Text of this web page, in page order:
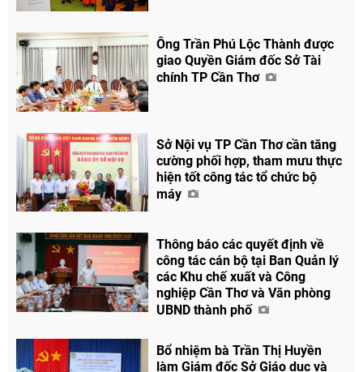
Ông Trần Phú Lộc Thành được
giao Quyền Giám đốc Sở Tài
chính TP Cần Thơ
Sở Nội vụ TP Cần Thơ cần tăng
cường phối hợp, tham mưu thực
hiện tốt công tác tổ chức bộ
máy
Thông báo các quyết định về
công tác cán bộ tại Ban Quản lý
các Khu chế xuất và Công
nghiệp Cần Thơ và Văn phòng
UBND thành phố
Bổ nhiệm bà Trần Thị Huyền
làm Giám đốc Sở Giáo dục và